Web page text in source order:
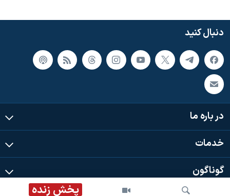
پخش زنده
دنبال کنید
در باره ما
خدمات
گوناگون